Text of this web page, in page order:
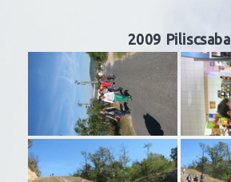
2009 Piliscsaba